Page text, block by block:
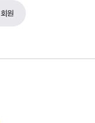
회원